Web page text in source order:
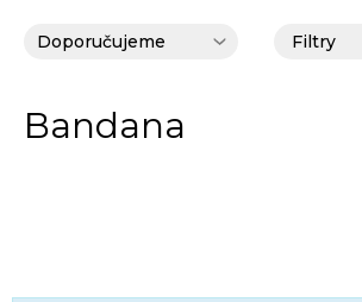
Filtry
Bandana